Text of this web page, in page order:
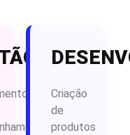
Criação
de
produtos